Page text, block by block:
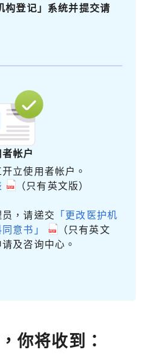
构登记」系统并提交请
帐户
立使用者帐户。
（只有英文版）
，请递交 「更改医护机
意书」
（只有英文
及咨询中心。
你将收到：